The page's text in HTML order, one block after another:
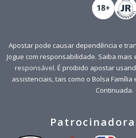
Apostar pode causar dependência e
Jogue com responsabilidade. Saiba
responsável. É proibido apostar
assistenciais, tais como o Bolsa
Continuada.